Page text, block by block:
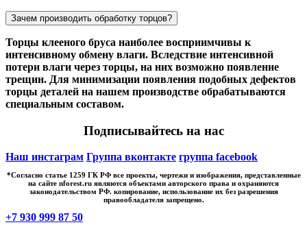
Зачем производить обработку торцов?
Торцы клееного бруса наиболее восприимчивы к
интенсивному обмену влаги. Вследствие интенсивной
потери влаги через торцы, на них возможно появление
трещин. Для минимизации появления подобных дефектов
торцы деталей на нашем производстве обрабатываются
специальным составом.
Подписывайтесь на нас
Наш инстаграм Группа вконтакте группа facebook
*Cогласно статье 1259 ГК РФ все проекты, чертежи и изображения, представленные
на сайте nforest.ru являются объектами авторского права и охраняются
законодательством РФ. копирование, использование их без разрешения
правообладателя запрещено.
+7 930 999 87 50